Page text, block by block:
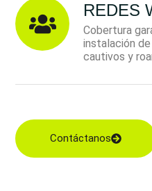
REDES
Cobertura
instalación
cautivos y
Contáctanos